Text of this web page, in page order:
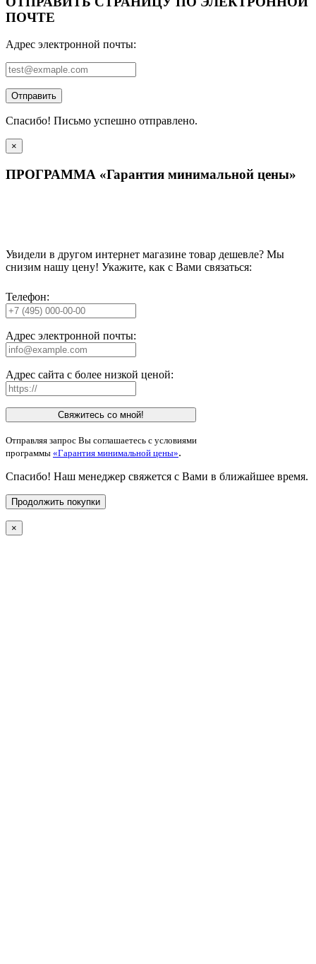
ПОЧТЕ
Адрес электронной почты:
Отправить
Спасибо! Письмо успешно отправлено.
×
ПРОГРАММА «Гарантия минимальной цены»
Увидели в другом интернет магазине товар дешевле? Мы
снизим нашу цену! Укажите, как с Вами связаться:
Телефон:
Адрес электронной почты:
Адрес сайта с более низкой ценой:
Свяжитесь со мной!
Отправляя запрос Вы соглашаетесь с условиями
программы «Гарантия минимальной цены».
Спасибо! Наш менеджер свяжется с Вами в ближайшее время.
Продолжить покупки
×